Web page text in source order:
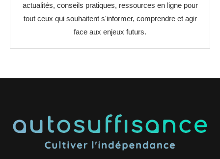
actualités, conseils pratiques, ressources en ligne pour
tout ceux qui souhaitent s'informer, comprendre et agir
face aux enjeux futurs.